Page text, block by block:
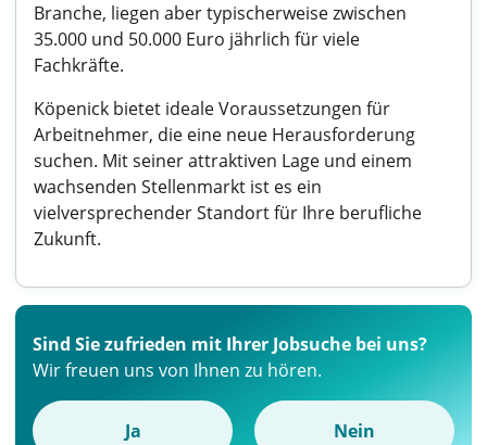
Branche, liegen aber typischerweise zwischen
35.000 und 50.000 Euro jährlich für viele
Fachkräfte.
Köpenick bietet ideale Voraussetzungen für
Arbeitnehmer, die eine neue Herausforderung
suchen. Mit seiner attraktiven Lage und einem
wachsenden Stellenmarkt ist es ein
vielversprechender Standort für Ihre berufliche
Zukunft.
Sind Sie zufrieden mit Ihrer Jobsuche bei uns?
Wir freuen uns von Ihnen zu hören.
Ja Nein